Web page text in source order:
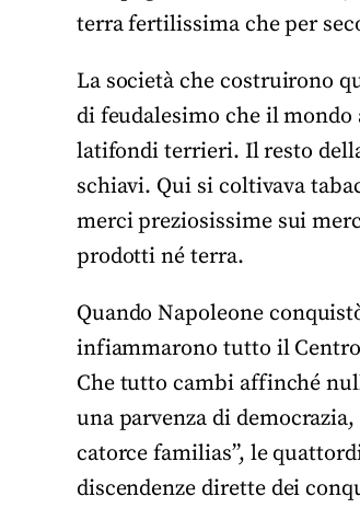
terra fertilissima che per
La società che costruirono
di feudalesimo che il
latifondi terrieri. Il resto
schiavi. Qui si coltivava
merci preziosissime sui
prodotti né terra.
Quando Napoleone
infiammarono tutto il
Che tutto cambi affinché
una parvenza di
catorce familias”, le
discendenze dirette dei